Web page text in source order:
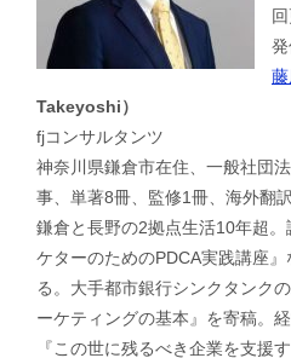
発
Takeyoshi）
fjコンサルタンツ
神奈川県鎌倉市在住、一般社団
事、単著8冊、監修1冊、海外翻
鎌倉と長野の2拠点生活10年超
ケターのためのPDCA実践講座
る。大手都市銀行シンクタンク
ーケティングの基本』を寄稿。
『この世に残るべき企業を支援